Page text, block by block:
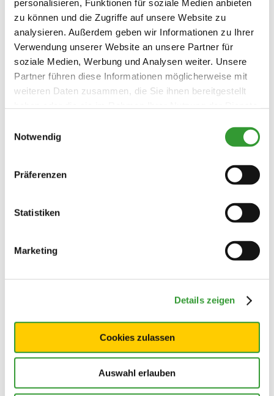
personalisieren, Funktionen für soziale Medien anbieten
zu können und die Zugriffe auf unsere Website zu
analysieren. Außerdem geben wir Informationen zu Ihrer
Verwendung unserer Website an unsere Partner für
soziale Medien, Werbung und Analysen weiter. Unsere
Partner führen diese Informationen möglicherweise mit
weiteren Daten zusammen, die Sie ihnen bereitgestellt
Notwendig
Präferenzen
Statistiken
Marketing
Details zeigen
Cookies zulassen
Auswahl erlauben
Deutsch Englisch Französisch
Zusatzleistungen
Profitieren Sie von den Vorteilen der
inklusiv Card, von Gratis-Leistungen
Anreisetag (z.B. kostenlose Auffahrt
zur Winklmoos-Alm, Teilnahme an
geführten Wanderungen usw.) Fragen
Sie bitte Ihren Vermieter bei der